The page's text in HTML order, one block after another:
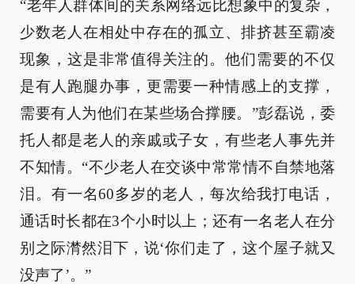
“老年人群体间的关系网络远比想象中的复杂，
少数老人在相处中存在的孤立、排挤甚至霸凌
现象，这是非常值得关注的。他们需要的不仅
是有人跑腿办事，更需要一种情感上的支撑，
需要有人为他们在某些场合撑腰。”彭磊说，委
托人都是老人的亲戚或子女，有些老人事先并
不知情。“不少老人在交谈中常常情不自禁地落
泪。有一名60多岁的老人，每次给我打电话，
通话时长都在3个小时以上；还有一名老人在分
别之际潸然泪下，说‘你们走了，这个屋子就又
没声了’。”